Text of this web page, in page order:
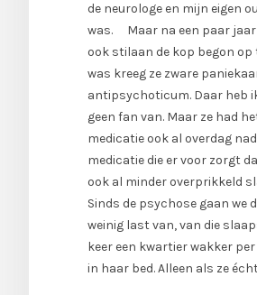
de neurologe en mijn eigen
was. Maar na een paar jaar
ook stilaan de kop begon
was kreeg ze zware
antipsychoticum. Daar heb
geen fan van. Maar ze had
medicatie ook al overdag
medicatie die er voor zorgt
ook al minder overprikkeld
Sinds de psychose gaan
weinig last van, van die
keer een kwartier wakker
in haar bed. Alleen als ze